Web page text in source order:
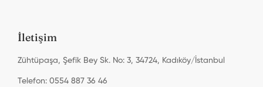
İletişim
Zühtüpaşa, Şefik Bey Sk. No: 3, 34724, Kadıköy/İstanbul
Telefon: 0554 887 36 46